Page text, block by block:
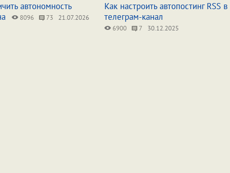
автономность
8096 73 21.07.2026
Как настроить автопостинг RSS в
телеграм-канал
6900 7 30.12.2025